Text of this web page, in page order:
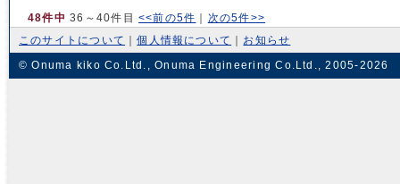
48件中 36～40件目 <<前の5件
次の5件>>
このサイトについて
｜個人情報について
お知らせ
© Onuma kiko Co.Ltd., Onuma Engineering Co.Ltd., 2005-2026